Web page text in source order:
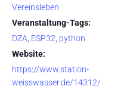
Vereinsleben
Veranstaltung-Tags:
DZA ESP32 python
Website:
https://www.station-
weisswasser.de/14312/